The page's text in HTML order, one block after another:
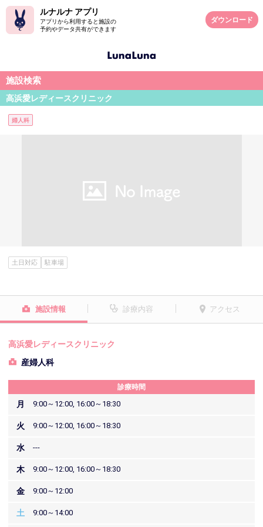
ルナルナ アプリ
アプリから利用すると施設の
予約やデータ共有ができます
ダウンロード
施設検索
高浜愛レディースクリニック
婦人科
土日対応 駐車場
施設情報 診療内容 アクセス
高浜愛レディースクリニック
産婦人科
診療時間
月 9:00～12:00, 16:00～18:30
火 9:00～12:00, 16:00～18:30
水 ---
木 9:00～12:00, 16:00～18:30
金 9:00～12:00
土 9:00～14:00